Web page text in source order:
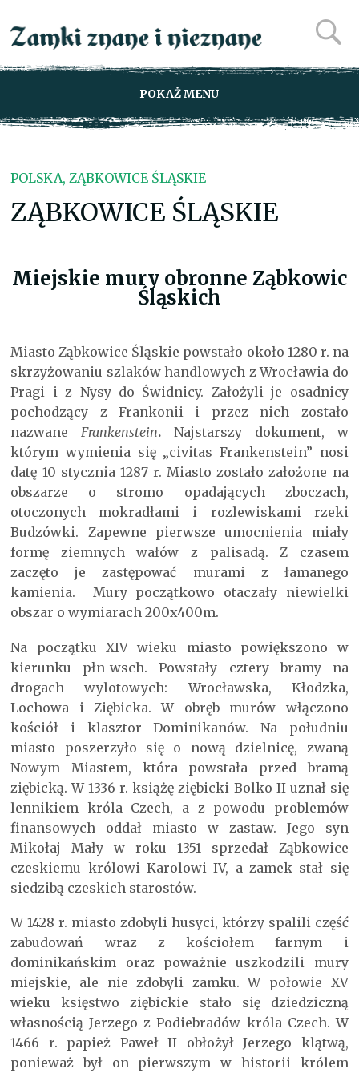
POKAŻ MENU
POLSKA, ZĄBKOWICE ŚLĄSKIE
ZĄBKOWICE ŚLĄSKIE
Miejskie mury obronne Ząbkowic
Śląskich
Miasto Ząbkowice Śląskie powstało około 1280 r. na
skrzyżowaniu szlaków handlowych z Wrocławia do
Pragi i z Nysy do Świdnicy. Założyli je osadnicy
pochodzący z Frankonii i przez nich zostało
nazwaneFrankenstein. Najstarszy dokument, w
którym wymienia się „civitas Frankenstein” nosi
datę 10 stycznia 1287 r. Miasto zostało założone na
obszarze o stromo opadających zboczach,
otoczonych mokradłami i rozlewiskami rzeki
Budzówki. Zapewne pierwsze umocnienia miały
formę ziemnych wałów z palisadą. Z czasem
zaczęto je zastępować murami z łamanego
kamienia. Mury początkowo otaczały niewielki
obszar o wymiarach 200x400m.
Na początku XIV wieku miasto powiększono w
kierunku płn-wsch. Powstały cztery bramy na
drogach wylotowych: Wrocławska, Kłodzka,
Lochowa i Ziębicka. W obręb murów włączono
kościół i klasztor Dominikanów. Na południu
miasto poszerzyło się o nową dzielnicę, zwaną
Nowym Miastem, która powstała przed bramą
ziębicką. W 1336 r. książę ziębicki Bolko II uznał się
lennikiem króla Czech, a z powodu problemów
finansowych oddał miasto w zastaw. Jego syn
Mikołaj Mały w roku 1351 sprzedał Ząbkowice
czeskiemu królowi Karolowi IV, a zamek stał się
siedzibą czeskich starostów.
W 1428 r. miasto zdobyli husyci, którzy spalili część
zabudowań wraz z kościołem farnym i
dominikańskim oraz poważnie uszkodzili mury
miejskie, ale nie zdobyli zamku. W połowie XV
wieku księstwo ziębickie stało się dziedziczną
własnością Jerzego z Podiebradów króla Czech. W
1466 r. papież Paweł II obłożył Jerzego klątwą,
ponieważ był on pierwszym w historii królem